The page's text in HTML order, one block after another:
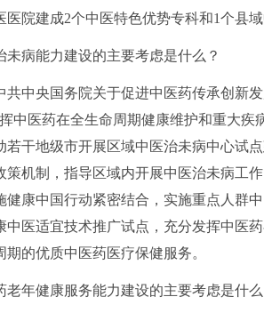
医院建成2个中医特色优势专科和1个县
未病能力建设的主要考虑是什么？
共中央国务院关于促进中医药传承创新
中医药在全生命周期健康维护和重大
若干地级市开展区域中医治未病中心试
策机制，指导区域内开展中医治未病工
健康中国行动紧密结合，实施重点人群
中医适宜技术推广试点，充分发挥中医
期的优质中医药医疗保健服务。
老年健康服务能力建设的主要考虑是什